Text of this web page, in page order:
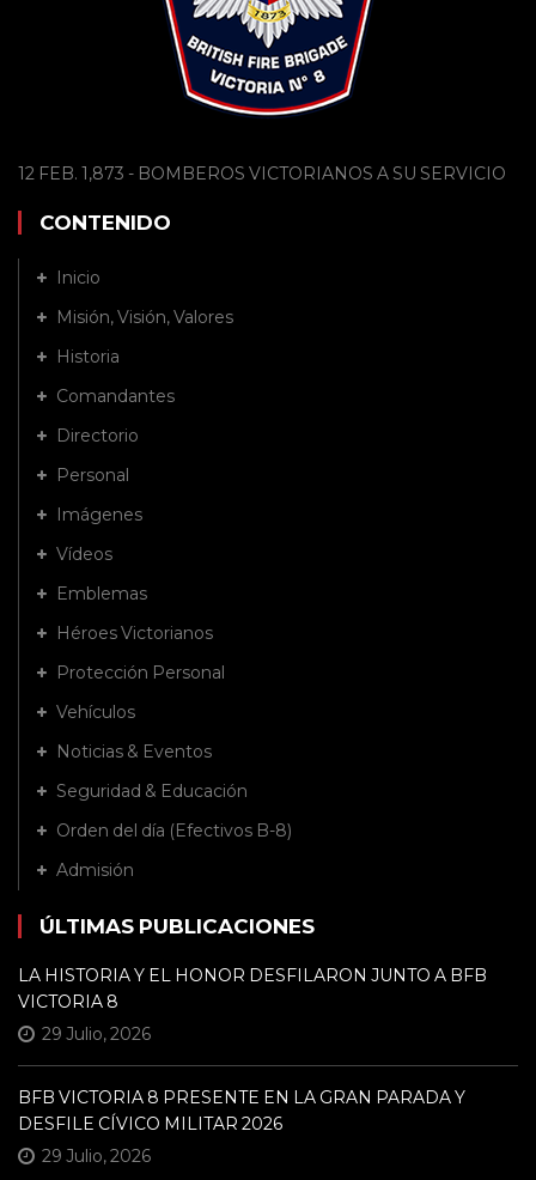
12 FEB. 1,873 - BOMBEROS VICTORIANOS A SU SERVICIO
CONTENIDO
Inicio
Misión, Visión, Valores
Historia
Comandantes
Directorio
Personal
Imágenes
Vídeos
Emblemas
Héroes Victorianos
Protección Personal
Vehículos
Noticias & Eventos
Seguridad & Educación
Orden del día (Efectivos B-8)
Admisión
ÚLTIMAS PUBLICACIONES
LA HISTORIA Y EL HONOR DESFILARON JUNTO A BFB
VICTORIA 8
29 Julio, 2026
BFB VICTORIA 8 PRESENTE EN LA GRAN PARADA Y
DESFILE CÍVICO MILITAR 2026
29 Julio, 2026